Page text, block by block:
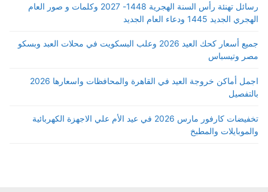
رسائل تهنئة رأس السنة الهجرية 1448- 2027 وكلمات و صور العام
الهجري الجديد 1445 ودعاء العام الجديد
جميع أسعار كحك العيد 2026 وعلب البسكويت في محلات العبد وبسكو
مصر وتيسباس
اجمل أماكن خروجة العيد في القاهرة والمحافظات واسعارها 2026
بالتفصيل
تخفيضات كارفور مارس 2026 في عيد الأم علي الاجهزة الكهربائية
والموبايلات والمطبخ